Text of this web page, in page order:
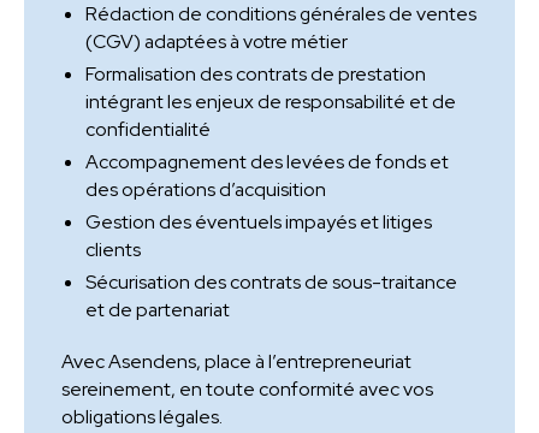
Rédaction de conditions générales de ventes
(CGV) adaptées à votre métier
Formalisation des contrats de prestation
intégrant les enjeux de responsabilité et de
confidentialité
Accompagnement des levées de fonds et
des opérations d’acquisition
Gestion des éventuels impayés et litiges
clients
Sécurisation des contrats de sous-traitance
et de partenariat
Avec Asendens, place à l’entrepreneuriat
sereinement, en toute conformité avec vos
obligations légales.